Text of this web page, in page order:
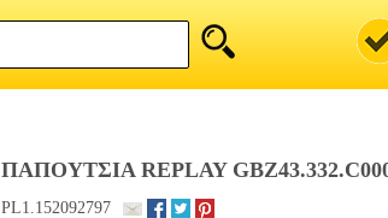
ΠΑΠΟΥΤΣΙΑ REPLAY
PL1.152092797